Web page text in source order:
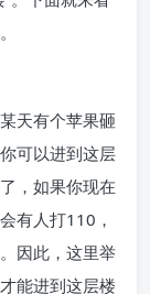
天有个苹果砸
可以进到这层
，如果你现在
有人打110，
因此，这里举
能进到这层楼